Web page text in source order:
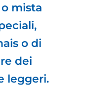
mista
o di
dei
leggeri.